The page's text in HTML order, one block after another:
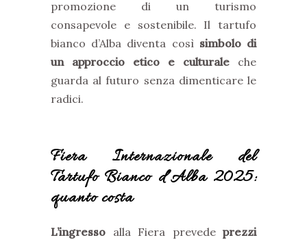
promozione di un turismo
consapevole e sostenibile. Il tartufo
bianco d’Alba diventa così simbolo di
un approccio etico e culturale che
guarda al futuro senza dimenticare le
radici.
Fiera Internazionale del
Tartufo Bianco d’Alba 2025:
quanto costa
L’ingresso alla Fiera prevede prezzi